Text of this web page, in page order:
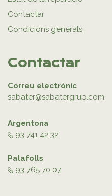
Contactar
Condicions generals
Contactar
Correu electrònic
sabater@sabatergrup.com
Argentona
93 741 42 32
Palafolls
93 765 70 07